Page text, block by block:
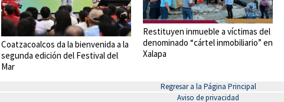
Coatzacoalcos da la bienvenida a la
segunda edición del Festival del
Mar
Restituyen inmueble a víctimas del
denominado “cártel inmobiliario” en
Xalapa
Regresar a la Página Principal
Aviso de privacidad